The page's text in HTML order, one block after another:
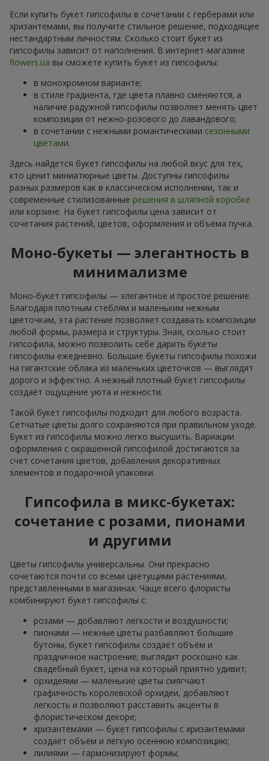
Если купить букет гипсофилы в сочетании с герберами или
хризантемами, вы получите стильное решение, подходящее
нестандартным личностям. Сколько стоит букет из
гипсофилы зависит от наполнения. В интернет-магазине
flowers.ua вы сможете купить букет из гипсофилы:
в монохромном варианте;
в стиле градиента, где цвета плавно сменяются; а
наличие радужной гипсофилы позволяет менять цвет
композиции от нежно-розового до лавандового;
в сочетании с нежными романтическими сезонными
цветами.
Здесь найдется букет гипсофилы на любой вкус для тех,
кто ценит миниатюрные цветы. Доступны гипсофилы
разных размеров как в классическом исполнении, так и
современные стилизованные решения в шляпной коробке
или корзине. На букет гипсофилы цена зависит от
сочетания растений, цветов, оформления и объёма пучка.
Моно-букеты — элегантность в
минимализме
Моно-букет гипсофилы — элегантное и простое решение.
Благодаря плотным стеблям и маленьким нежным
цветочкам, эта растение позволяет создавать композиции
любой формы, размера и структуры. Зная, сколько стоит
гипсофила, можно позволить себе дарить букеты
гипсофилы ежедневно. Большие букеты гипсофилы похожи
на гигантские облака из маленьких цветочков — выглядят
дорого и эффектно. А нежный плотный букет гипсофилы
создаёт ощущение уюта и нежности.
Такой букет гипсофилы подходит для любого возраста.
Сетчатые цветы долго сохраняются при правильном уходе.
Букет из гипсофилы можно легко высушить. Вариации
оформления с окрашенной гипсофилой достигаются за
счет сочетания цветов, добавления декоративных
элементов и подарочной упаковки.
Гипсофила в микс-букетах:
сочетание с розами, пионами
и другими
Цветы гипсофилы универсальны. Они прекрасно
сочетаются почти со всеми цветущими растениями,
представленными в магазинах. Чаще всего флористы
комбинируют букет гипсофилы с:
розами — добавляют легкости и воздушности;
пионами — нежные цветы разбавляют большие
бутоны, букет гипсофилы создаёт объём и
праздничное настроение; выглядит роскошно как
свадебный букет, цена на который приятно удивит;
орхидеями — маленькие цветы смягчают
графичность королевской орхидеи, добавляют
легкость и позволяют расставить акценты в
флористическом декоре;
хризантемами — букет гипсофилы с хризантемами
создаёт объём и лёгкую осеннюю композицию;
лилиями — гармонизируют формы;